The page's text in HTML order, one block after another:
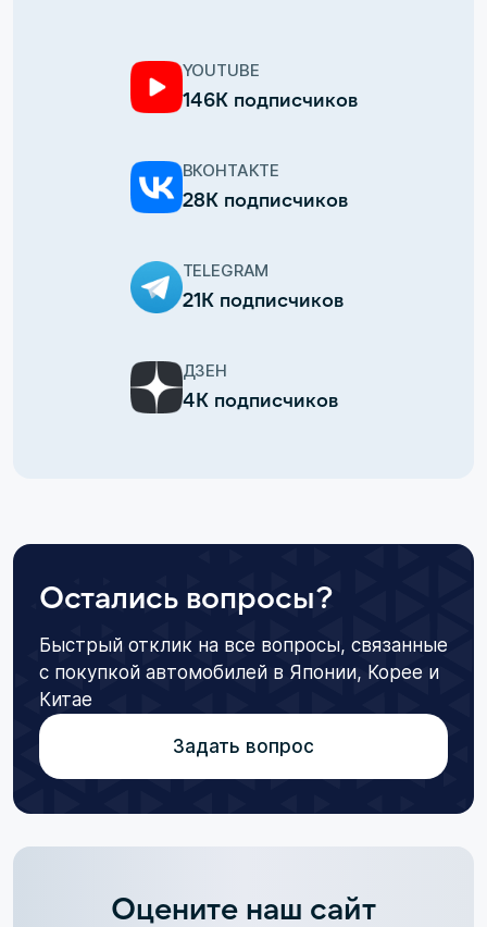
YOUTUBE
146К подписчиков
ВКОНТАКТЕ
28К подписчиков
TELEGRAM
21К подписчиков
ДЗЕН
4К подписчиков
Остались вопросы?
Быстрый отклик на все вопросы, связанные
с покупкой автомобилей в Японии, Корее и
Китае
Задать вопрос
Оцените наш сайт